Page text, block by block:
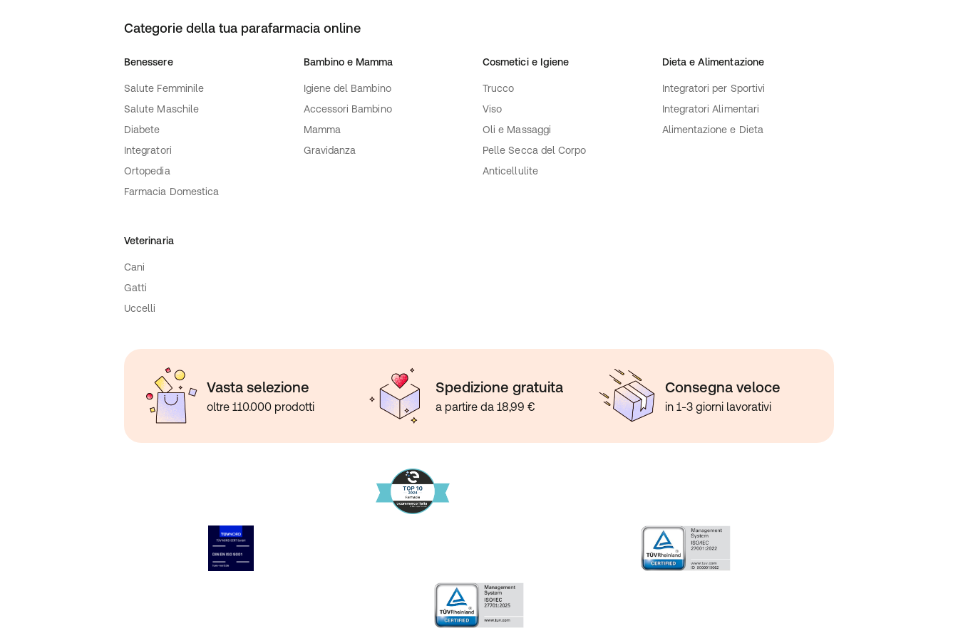
Contenuto:
Produttore:
Blocco Palma 2-Zona Industr.
95030, Fontanarossa Catania, Ct
Italia
Categorie della tua parafarmacia online
Benessere
Salute Femminile
Salute Maschile
Diabete
Integratori
Ortopedia
Farmacia Domestica
Bambino e Mamma
Igiene del Bambino
Accessori Bambino
Mamma
Gravidanza
Cosmetici e Igiene
Trucco
Viso
Oli e Massaggi
Pelle Secca del Corpo
Anticellulite
Dieta e Alimentazione
Integratori per Sportivi
Integratori Alimentari
Alimentazione e Dieta
Veterinaria
Cani
Gatti
Uccelli
Vasta selezione
oltre 110.000 prodotti
Spedizione gratuita
a partire da 18,99 €
Consegna veloce
in 1-3 giorni lavorativi